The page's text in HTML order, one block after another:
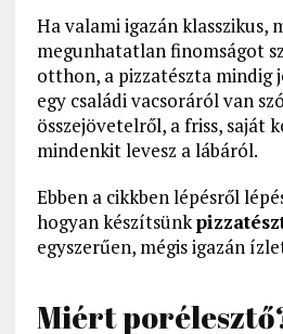
Ha valami igazán klasszikus,
megunhatatlan finomságot
otthon, a pizzatészta mindig
egy családi vacsoráról van
összejövetelről, a friss, saját
mindenkit levesz a lábáról.
Ebben a cikkben lépésről
hogyan készítsünk
egyszerűen, mégis igazán
Miért